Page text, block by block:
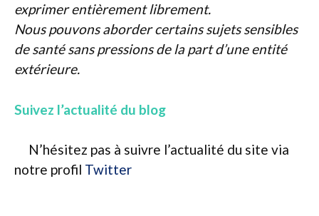
exprimer entièrement librement.
Nous pouvons aborder certains sujets sensibles
de santé sans pressions de la part d’une entité
extérieure.
Suivez l’actualité du blog
N’hésitez pas à suivre l’actualité du site via
notre profil Twitter